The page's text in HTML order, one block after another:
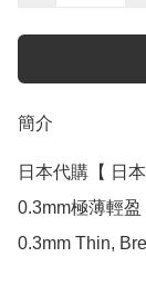
簡介
日本代購【 日
0.3mm極薄輕盈
0.3mm Thin,